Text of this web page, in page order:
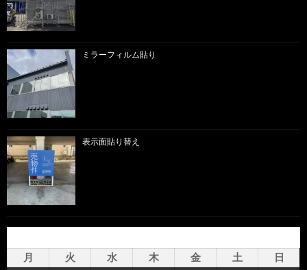
ミラーフィルム貼り
表示面貼り替え
月
火 水 木 金 土
日